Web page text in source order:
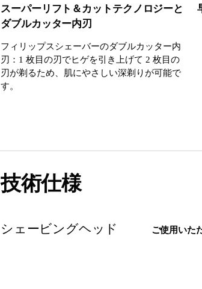
スーパーリフト＆カットテクノロジーと
ダブルカッター内刃
フィリップスシェーバーのダブルカッター内
刃：1 枚目の刃でヒゲを引き上げて 2 枚目の
刃が剃るため、肌にやさしい深剃りが可能で
す。
技術仕様
シェービングヘッド ご使用いた